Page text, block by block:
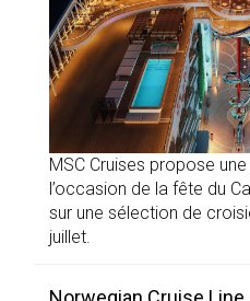
MSC Cruises propose
l’occasion de la fête du
sur une sélection de
juillet.